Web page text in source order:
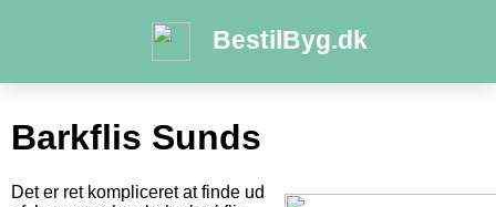
BestilByg.dk
Barkflis Sunds
Det er ret kompliceret at finde ud